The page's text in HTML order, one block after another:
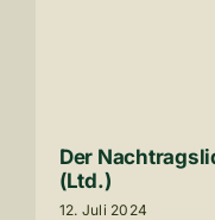
Der
(Ltd.)
12. Juli 2024